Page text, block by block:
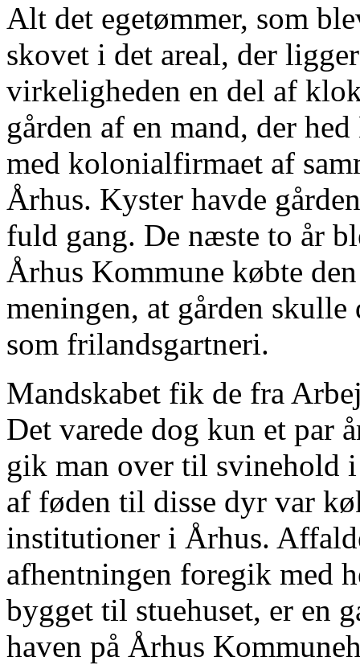
Alt det egetømmer, som
skovet i det areal, der
virkeligheden en del af
gården af en mand, der
med kolonialfirmaet af
Århus. Kyster havde
fuld gang. De næste to år
Århus Kommune købte
meningen, at gården
som frilandsgartneri.
Mandskabet fik de fra
Det varede dog kun et par
gik man over til svinehold
af føden til disse dyr var
institutioner i Århus.
afhentningen foregik med
bygget til stuehuset, er en
haven på Århus